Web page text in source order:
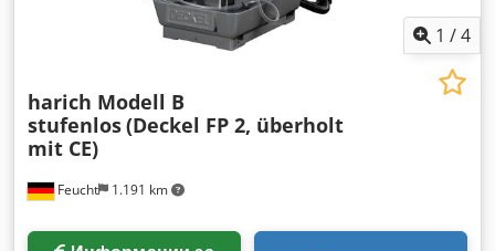
1 /4
Feucht 1.191 km
harich Modell B
stufenlos(Deckel FP 2, überholt
mit CE)